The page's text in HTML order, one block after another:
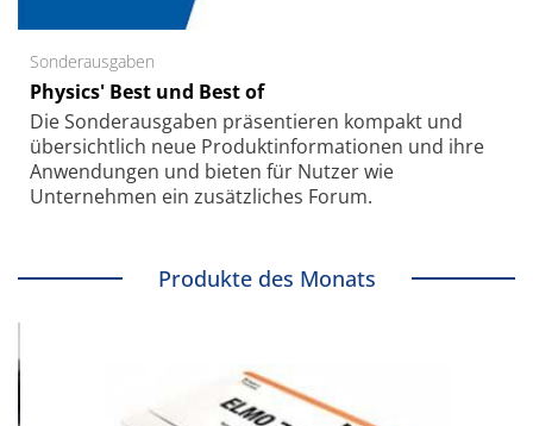
Sonderausgaben
Physics' Best und Best of
Die Sonder­ausgaben präsentieren kompakt und
übersichtlich neue Produkt­informationen und ihre
Anwendungen und bieten für Nutzer wie
Unternehmen ein zusätzliches Forum.
Produkte des Monats